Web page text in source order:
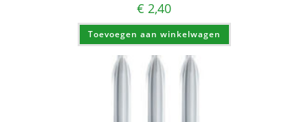
€ 2,40
Toevoegen aan winkelwagen